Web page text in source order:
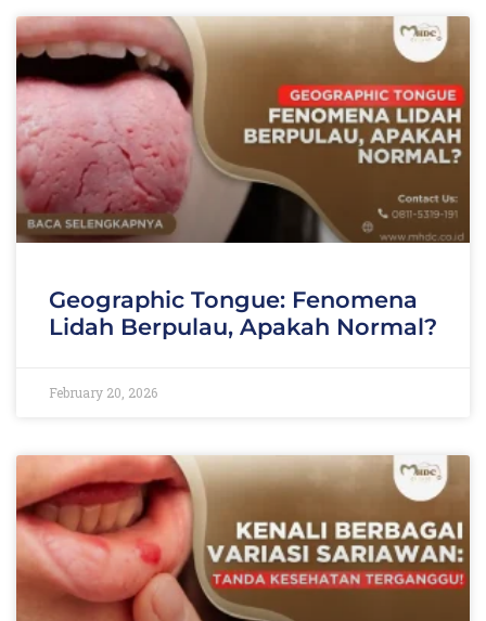
Geographic Tongue: Fenomena
Lidah Berpulau, Apakah Normal?
February 20, 2026